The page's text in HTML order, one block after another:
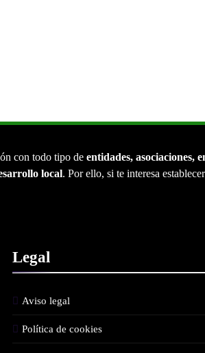
con todo tipo de entidades, asociaciones,
local. Por ello, si te interesa
Legal
Aviso legal
Política de cookies